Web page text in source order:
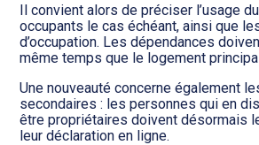
Il convient alors de préciser l’usage
occupants le cas échéant, ainsi que
d’occupation. Les dépendances
même temps que le logement
Une nouveauté concerne également
secondaires : les personnes qui en
être propriétaires doivent désormais
leur déclaration en ligne.